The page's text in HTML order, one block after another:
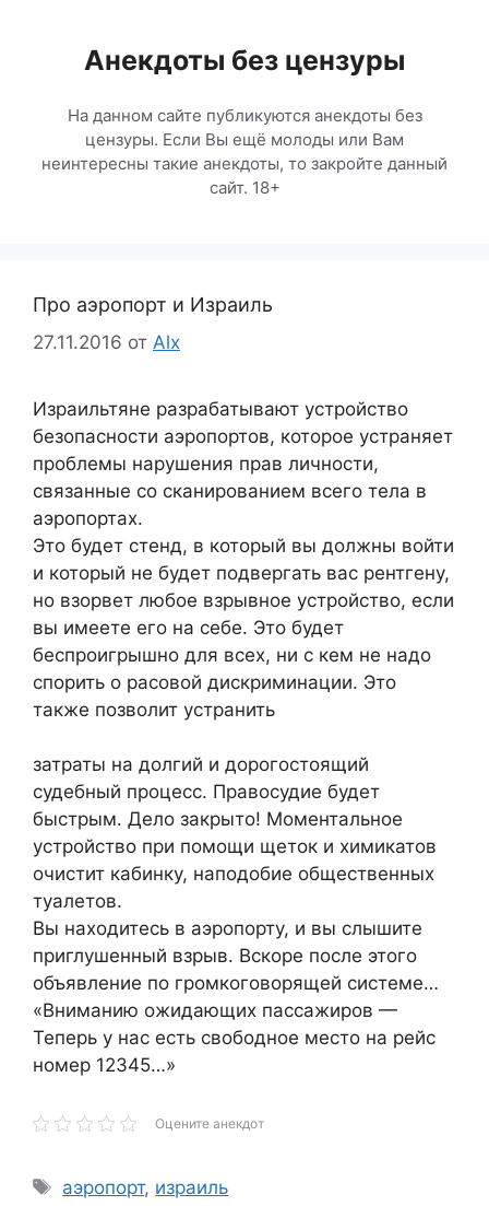
содержимомуАнекдоты без цензуры
На данном сайте публикуются анекдоты без
цензуры. Если Вы ещё молоды или Вам
неинтересны такие анекдоты, то закройте данный
сайт. 18+
Про аэропорт и Израиль
27.11.2016 от Alx
Израильтяне разрабатывают устройство
безопасности аэропортов, которое устраняет
проблемы нарушения прав личности,
связанные со сканированием всего тела в
аэропортах.
Это будет стенд, в который вы должны войти
и который не будет подвергать вас рентгену,
но взорвет любое взрывное устройство, если
вы имеете его на себе. Это будет
беспроигрышно для всех, ни с кем не надо
спорить о расовой дискриминации. Это
также позволит устранить
затраты на долгий и дорогостоящий
судебный процесс. Правосудие будет
быстрым. Дело закрыто! Моментальное
устройство при помощи щеток и химикатов
очистит кабинку, наподобие общественных
туалетов.
Вы находитесь в аэропорту, и вы слышите
приглушенный взрыв. Вскоре после этого
объявление по громкоговорящей системе…
«Вниманию ожидающих пассажиров —
Теперь у нас есть свободное место на рейс
номер 12345…»
Оцените анекдот
Метки
аэропорт, израиль